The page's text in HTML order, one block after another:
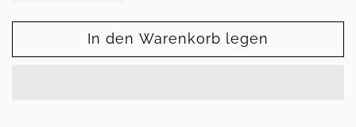
Menge
Halskette
Menge
für
Halskette
In den Warenkorb legen